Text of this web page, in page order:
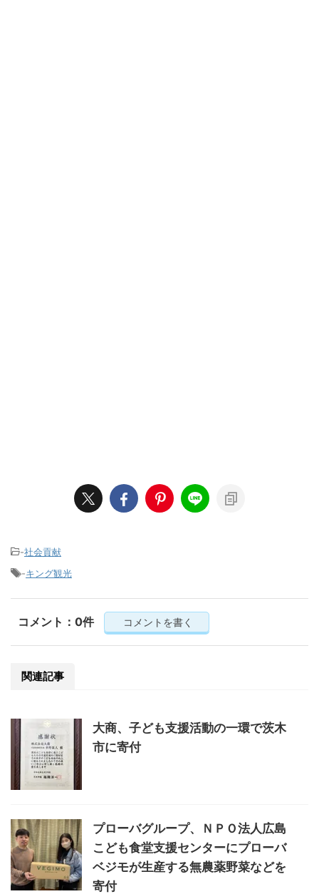
-社会貢献
-キング観光
コメント：0件 コメントを書く
関連記事
大商、子ども支援活動の一環で茨木
市に寄付
プローバグループ、ＮＰＯ法人広島
こども食堂支援センターにプローバ
ベジモが生産する無農薬野菜などを
寄付